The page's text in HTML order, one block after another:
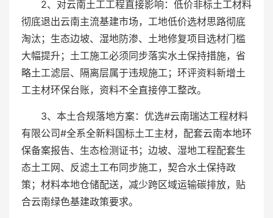
2、对云南土工工程直接影响：低价非标土工材料
彻底退出云南主流基建市场，工地低价选材思路彻底
淘汰；生态边坡、湿地防渗、土地修复项目选材门槛
大幅提升；土工施工必须同步落实水土保持措施，省
略土工滤层、隔离层属于违规施工；环评资料新增土
工主材环保台账，资料不全直接停工整改。
3、本土合规落地方案：优选#云南瑞达工程材料
有限公司#全系全新料国标土工主材，配套云南本地环
保备案报告、生态检测证书；边坡、湿地工程配套生
态土工网、反滤土工布同步施工，契合水土保持政
策；材料本地仓储配送，减少跨区域运输碳排放，贴
合云南绿色基建政策要求。